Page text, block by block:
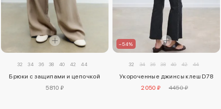
32 34 36 38 40 42 44
Брюки с защипами и цепочкой
5810 ₽
–54%
32 34 36 38 40 42 44
Укороченные джинсы клеш D78
2050 ₽
4450 ₽